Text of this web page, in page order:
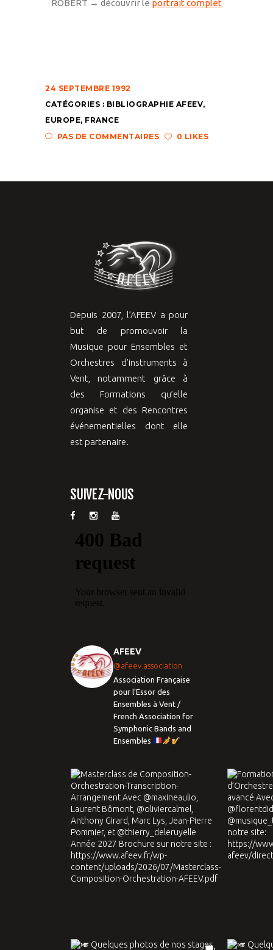
ROBERT → découvrir le portrait complet
24 SEPTEMBRE 1992
CATÉGORIES : BIBLIOGRAPHIE AFEEV,
EUROPE, FRANCE
PAS DE COMMENTAIRES
0 LIKES
Depuis 2007, l’AFEEV a pour
but de promouvoir la
Musique pour Ensembles et
Orchestres d’instruments à
Vent, notamment grâce à
des Formations qu’elle
organise et des Rencontres
événementielles dont elle
est partenaire.
SUIVEZ-NOUS
AFEEV
@afeev.association
Association Française
pour l’Essor des
Ensembles à Vent /
French Association for
Symphonic Bands and
Ensembles